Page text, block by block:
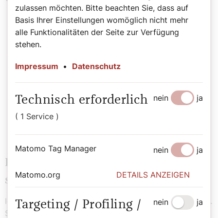
„Dass der Kirchenbesuch in den
zurückgegangen ist, hat mich eher
dazu motiviert, weiter in die Kirche zu
gehen.“
Fast so lange wie Sie ministrieren,
spielen Sie Violine.
Ich habe damit in der 2. Klasse Mittelschule angefangen.
Seit 1985 spiele ich in einem kleinen Orchester in
zulassen möchten. Bitte beachten Sie, dass auf
Basis Ihrer Einstellungen womöglich nicht mehr
alle Funktionalitäten der Seite zur Verfügung
stehen.
Impressum • Datenschutz
Technisch erforderlich
( 1 Service )
nein ja
Matomo Tag Manager nein ja
Matomo.org DETAILS ANZEIGEN
Targeting / Profiling /
nein ja